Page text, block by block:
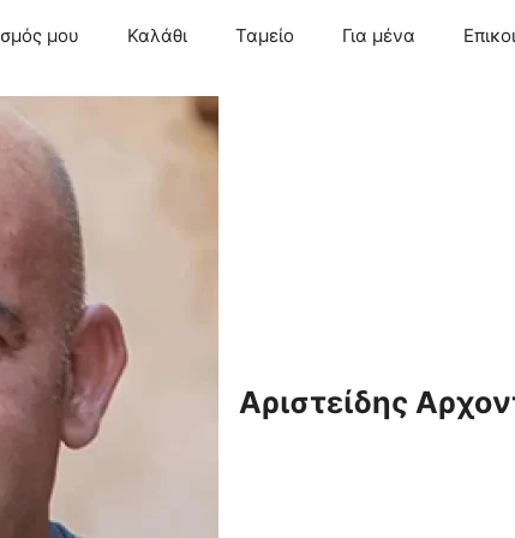
μου Καλάθι Ταμείο Για μένα
Αριστείδης